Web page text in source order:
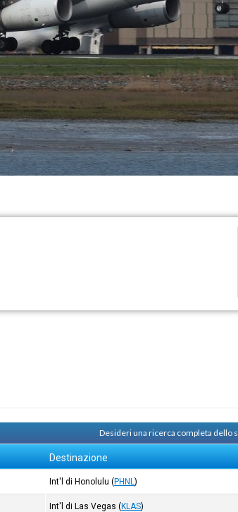
Desideri una ricerca completa dello
Destinazione
Int'l di Honolulu (PHNL)
Int'l di Las Vegas (KLAS)